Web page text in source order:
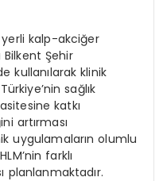
yerli kalp-akciğer
Bilkent Şehir
kullanılarak klinik
sağlık
katkı
artırması
uygulamaların olumlu
farklı
planlanmaktadır.